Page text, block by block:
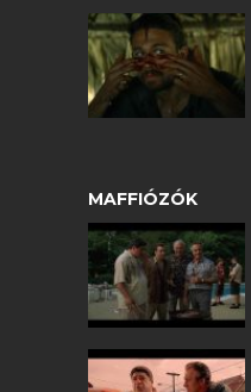
MAFFIÓZÓK